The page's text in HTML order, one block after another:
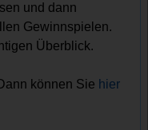
und dann
Gewinnspielen.
Überblick.
können Sie hier